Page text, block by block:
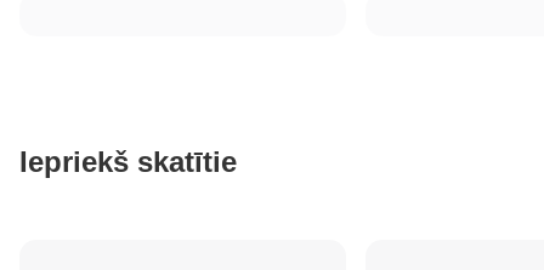
Iepriekš skatītie